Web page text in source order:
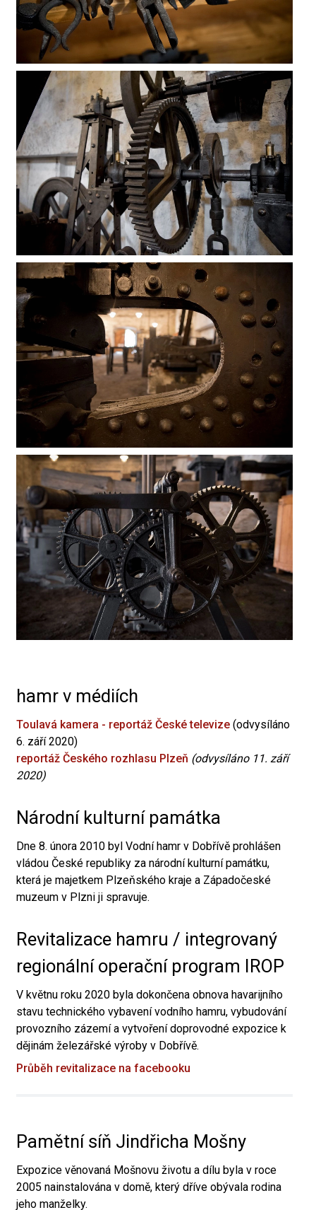
hamr v médiích
Toulavá kamera - reportáž České televize (odvysíláno
6. září 2020)
reportáž Českého rozhlasu Plzeň (odvysíláno 11. září
2020)
Národní kulturní památka
Dne 8. února 2010 byl Vodní hamr v Dobřívě prohlášen
vládou České republiky za národní kulturní památku,
která je majetkem Plzeňského kraje a Západočeské
muzeum v Plzni ji spravuje.
Revitalizace hamru / integrovaný
regionální operační program IROP
V květnu roku 2020 byla dokončena obnova havarijního
stavu technického vybavení vodního hamru, vybudování
provozního zázemí a vytvoření doprovodné expozice k
dějinám železářské výroby v Dobřívě.
Průběh revitalizace na facebooku
Pamětní síň Jindřicha Mošny
Expozice věnovaná Mošnovu životu a dílu byla v roce
2005 nainstalována v domě, který dříve obývala rodina
jeho manželky.